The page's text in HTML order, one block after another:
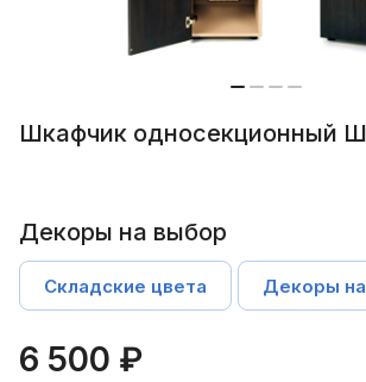
Шкафчик односекционный
Декоры на выбор
Складские цвета Декоры на
6 500 ₽